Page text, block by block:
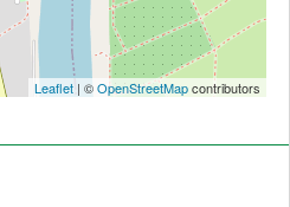
Leaflet| ©OpenStreetMapcontributors